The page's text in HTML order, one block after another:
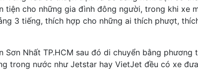
cho những gia đình đông người, trong khi xe
3 tiếng, thích hợp cho những ai thích phượt,
Nhất TP.HCM sau đó di chuyển bằng phương
trong nước như Jetstar hay VietJet đều có xe